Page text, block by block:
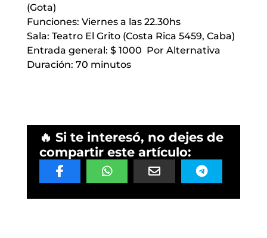
(Gota)
Funciones: Viernes a las 22.30hs
Sala: Teatro El Grito (Costa Rica 5459, Caba)
Entrada general: $ 1000 Por Alternativa
Duración: 70 minutos
🔥 Si te interesó, no dejes de
compartir este artículo: